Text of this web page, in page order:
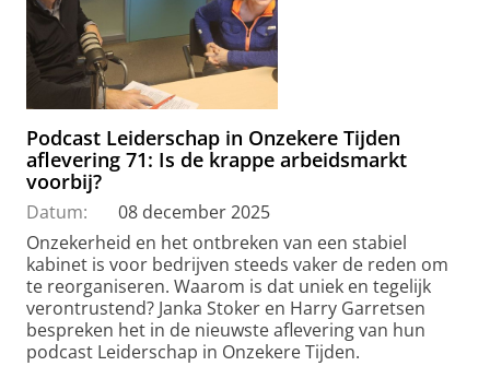
Podcast Leiderschap in Onzekere Tijden
aflevering 71: Is de krappe arbeidsmarkt
voorbij?
Datum:
08 december 2025
Onzekerheid en het ontbreken van een stabiel
kabinet is voor bedrijven steeds vaker de reden om
te reorganiseren. Waarom is dat uniek en tegelijk
verontrustend? Janka Stoker en Harry Garretsen
bespreken het in de nieuwste aflevering van hun
podcast Leiderschap in Onzekere Tijden.